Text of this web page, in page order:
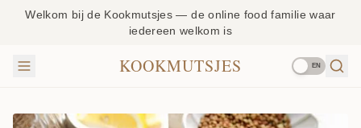
Welkom bij de Kookmutsjes — de online food familie waar
iedereen welkom is
KOOKMUTSJES EN